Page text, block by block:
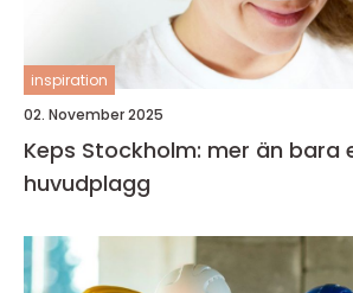
inspiration
02. November 2025
Keps Stockholm: mer än bara
huvudplagg